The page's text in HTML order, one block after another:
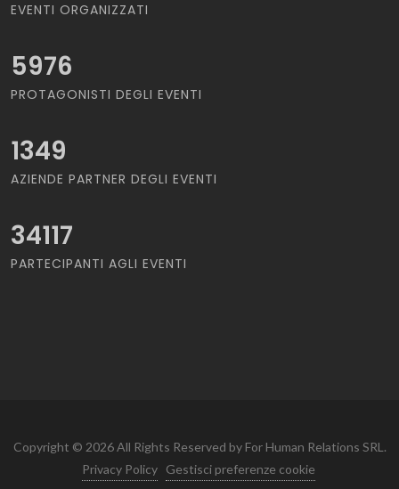
EVENTI ORGANIZZATI
5976
PROTAGONISTI DEGLI EVENTI
1349
AZIENDE PARTNER DEGLI EVENTI
34117
PARTECIPANTI AGLI EVENTI
Copyright © 2026 All Rights Reserved by For Human Relations SRL.
Privacy Policy
Gestisci preferenze cookie